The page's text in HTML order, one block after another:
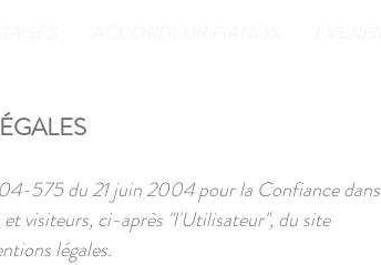
575 du 21 juin 2004 pour la Confiance dans
visiteurs, ci-après "l'Utilisateur", du site
légales.